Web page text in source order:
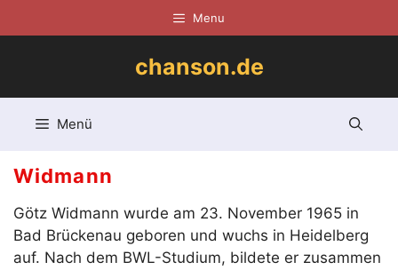
Inhalt
Menu
chanson.de
Menü
Widmann
Götz Widmann wurde am 23. November 1965 in
Bad Brückenau geboren und wuchs in Heidelberg
auf. Nach dem BWL-Studium, bildete er zusammen